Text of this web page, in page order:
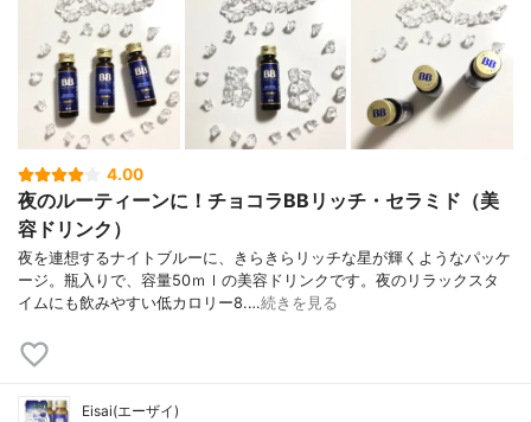
4.00
夜のルーティーンに！チョコラBBリッチ・セラミド（美
容ドリンク）
夜を連想するナイトブルーに、きらきらリッチな星が輝くようなパッケ
ージ。瓶入りで、容量50ｍｌの美容ドリンクです。夜のリラックスタ
イムにも飲みやすい低カロリー8.…続きを見る
Eisai(エーザイ)